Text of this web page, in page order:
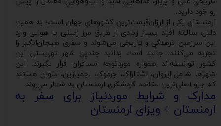
رو خود دارید.
ارمنستان یکی از ارزان‌قیمت‌ترین کشورهای جهان است؛ به همین
دلیل، سالانه افراد بسیار زیادی از طریق مرز زمینی یا هوایی وارد
این سرزمین فرهنگی و تاریخی می‌شوند و سفری هیجان‌انگیز را
تجربه می‌کنند. جالب است بدانید چندین شهر توریستی این
کشور توانسته‌اند همواره موردتوجه مسافران قرار بگیرند. این
شهرها شامل ایروان، اشتاراک، جرموک، اجمیازین، سوان هستند
که جزو اصلی‌ترین مقاصد گردشگری ارمنستان به شمار می‌روند.
مدارک و شرایط موردنیاز برای سفر به
ارمنستان + ویزای ارمنستان